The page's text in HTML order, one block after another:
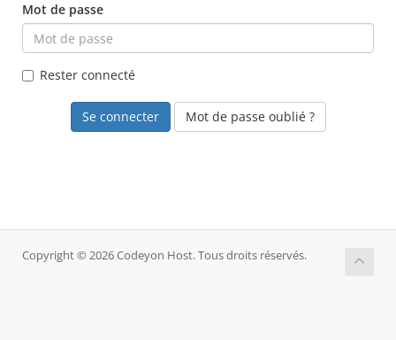
Mot de passe
Rester connecté
Mot de passe oublié ?
Copyright © 2026 Codeyon Host. Tous droits réservés.